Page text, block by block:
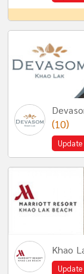
(10)
Update
Khao
Update